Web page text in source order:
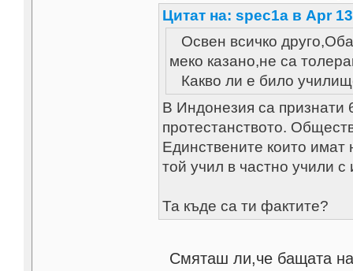
Цитат на: spec1a в Apr
Освен всичко
меко казано,не са
Какво ли е било
В Индонезия са признати
протестанството.
Единствените които имат
той учил в частно учили
Та къде са ти фактите?
Смяташ ли,че бащата